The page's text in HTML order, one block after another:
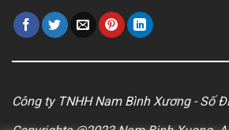
Công ty TNHH Nam Bình Xương - Số